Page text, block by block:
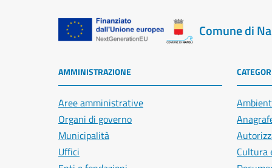
Comune di
AMMINISTRAZIONE
Aree amministrative
Organi di governo
Municipalità
Uffici
Cultura